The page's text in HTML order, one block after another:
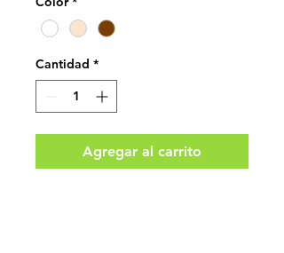
Cantidad *
Agregar al carrito